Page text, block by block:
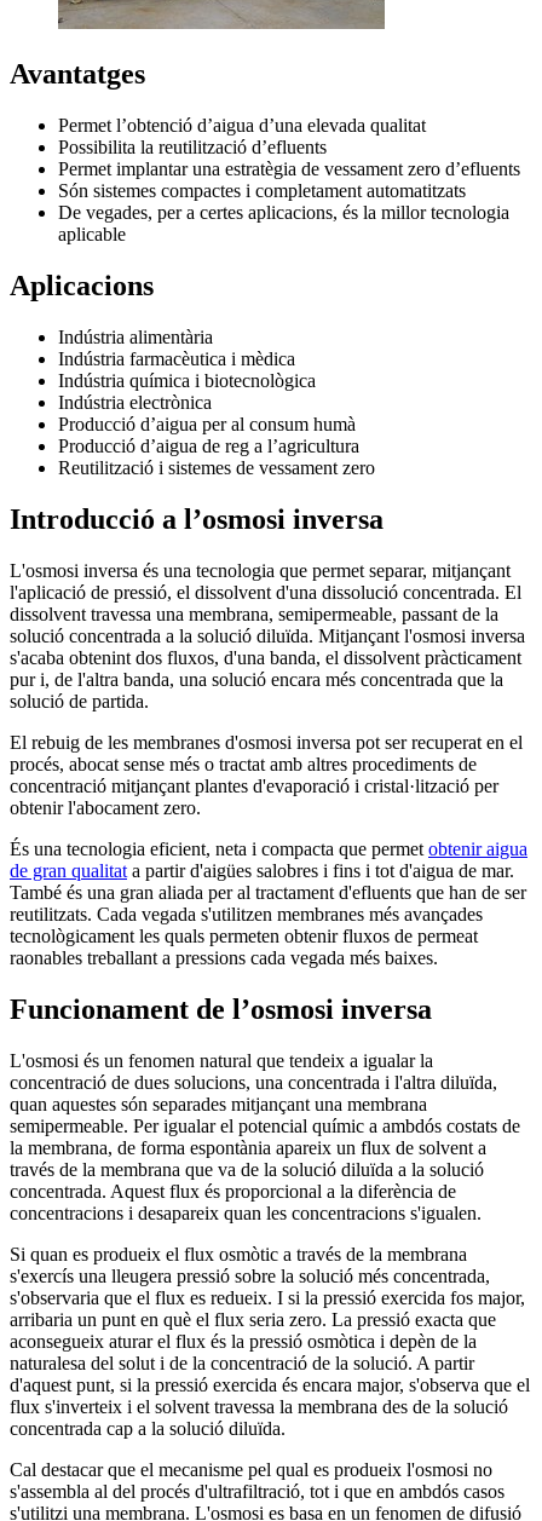
Avantatges
Permet l’obtenció d’aigua d’una elevada qualitat
Possibilita la reutilització d’efluents
Permet implantar una estratègia de vessament zero d’efluents
Són sistemes compactes i completament automatitzats
De vegades, per a certes aplicacions, és la millor tecnologia
aplicable
Aplicacions
Indústria alimentària
Indústria farmacèutica i mèdica
Indústria química i biotecnològica
Indústria electrònica
Producció d’aigua per al consum humà
Producció d’aigua de reg a l’agricultura
Reutilització i sistemes de vessament zero
Introducció a l’osmosi inversa
L'osmosi inversa és una tecnologia que permet separar, mitjançant
l'aplicació de pressió, el dissolvent d'una dissolució concentrada. El
dissolvent travessa una membrana, semipermeable, passant de la
solució concentrada a la solució diluïda. Mitjançant l'osmosi inversa
s'acaba obtenint dos fluxos, d'una banda, el dissolvent pràcticament
pur i, de l'altra banda, una solució encara més concentrada que la
solució de partida.
El rebuig de les membranes d'osmosi inversa pot ser recuperat en el
procés, abocat sense més o tractat amb altres procediments de
concentració mitjançant plantes d'evaporació i cristal·lització per
obtenir l'abocament zero.
És una tecnologia eficient, neta i compacta que permet obtenir aigua
de gran qualitat a partir d'aigües salobres i fins i tot d'aigua de mar.
També és una gran aliada per al tractament d'efluents que han de ser
reutilitzats. Cada vegada s'utilitzen membranes més avançades
tecnològicament les quals permeten obtenir fluxos de permeat
raonables treballant a pressions cada vegada més baixes.
Funcionament de l’osmosi inversa
L'osmosi és un fenomen natural que tendeix a igualar la
concentració de dues solucions, una concentrada i l'altra diluïda,
quan aquestes són separades mitjançant una membrana
semipermeable. Per igualar el potencial químic a ambdós costats de
la membrana, de forma espontània apareix un flux de solvent a
través de la membrana que va de la solució diluïda a la solució
concentrada. Aquest flux és proporcional a la diferència de
concentracions i desapareix quan les concentracions s'igualen.
Si quan es produeix el flux osmòtic a través de la membrana
s'exercís una lleugera pressió sobre la solució més concentrada,
s'observaria que el flux es redueix. I si la pressió exercida fos major,
arribaria un punt en què el flux seria zero. La pressió exacta que
aconsegueix aturar el flux és la pressió osmòtica i depèn de la
naturalesa del solut i de la concentració de la solució. A partir
d'aquest punt, si la pressió exercida és encara major, s'observa que el
flux s'inverteix i el solvent travessa la membrana des de la solució
concentrada cap a la solució diluïda.
Cal destacar que el mecanisme pel qual es produeix l'osmosi no
s'assembla al del procés d'ultrafiltració, tot i que en ambdós casos
s'utilitzi una membrana. L'osmosi es basa en un fenomen de difusió